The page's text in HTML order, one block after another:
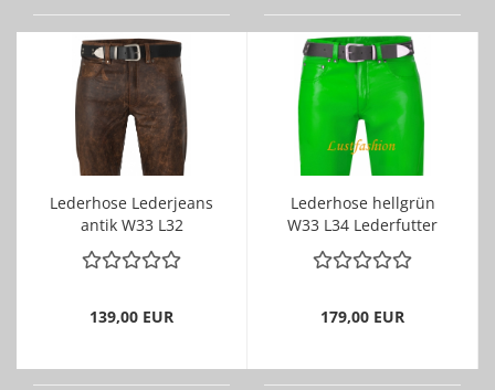
Lederhose Lederjeans
antik W33 L32
139,00 EUR
Lederhose hellgrün
W33 L34 Lederfutter
179,00 EUR